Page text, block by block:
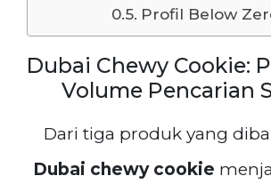
Profil Below
Dubai Chewy Cookie:
Volume Pencarian
Dari tiga produk yang
Dubai chewy cookie